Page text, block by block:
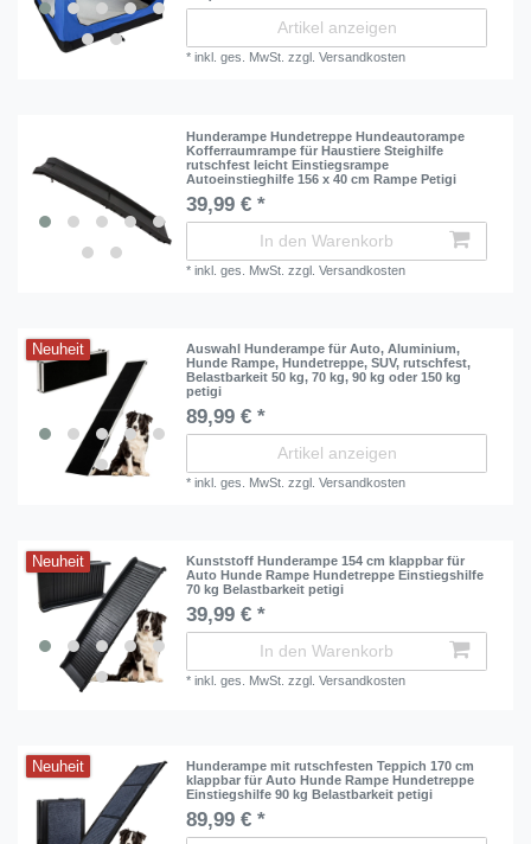
Artikel anzeigen
*inkl. ges. MwSt. zzgl.Versandkosten
Hunderampe Hundetreppe Hundeautorampe
Kofferraumrampe für Haustiere Steighilfe
rutschfest leicht Einstiegsrampe
Autoeinstieghilfe 156 x 40 cm Rampe Petigi
39,99 € *
In den Warenkorb
*inkl. ges. MwSt. zzgl.Versandkosten
Neuheit
Auswahl Hunderampe für Auto, Aluminium,
Hunde Rampe, Hundetreppe, SUV, rutschfest,
Belastbarkeit 50 kg, 70 kg, 90 kg oder 150 kg
petigi
89,99 € *
Artikel anzeigen
*inkl. ges. MwSt. zzgl.Versandkosten
Neuheit
Kunststoff Hunderampe 154 cm klappbar für
Auto Hunde Rampe Hundetreppe Einstiegshilfe
70 kg Belastbarkeit petigi
39,99 € *
In den Warenkorb
*inkl. ges. MwSt. zzgl.Versandkosten
Neuheit
Hunderampe mit rutschfesten Teppich 170 cm
klappbar für Auto Hunde Rampe Hundetreppe
Einstiegshilfe 90 kg Belastbarkeit petigi
89,99 € *